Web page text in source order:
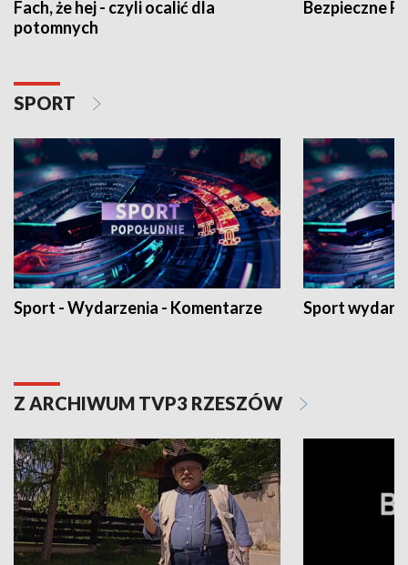
Fach, że hej - czyli ocalić dla
potomnych
Bezpieczne
SPORT
Sport - Wydarzenia - Komentarze Sport
Z ARCHIWUM TVP3 RZESZÓW